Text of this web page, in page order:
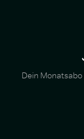
Dein